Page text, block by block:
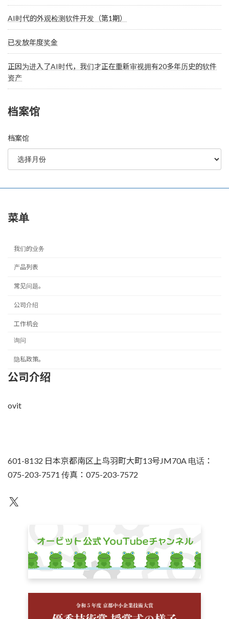
AI时代的外观检测软件开发（第1期）
已发放年度奖金
正因为进入了AI时代，我们才正在重新审视拥有20多年历史的软件
资产
档案馆
档案馆
菜单
我们的业务
产品列表
常见问题。
公司介绍
工作机会
询问
隐私政策。
公司介绍
ovit
601-8132 日本京都南区上鸟羽町大町13号JM70A 电话：
075-203-7571 传真：075-203-7572
不为人知